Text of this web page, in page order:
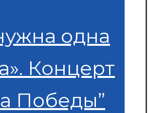
одна
Концерт
Победы”